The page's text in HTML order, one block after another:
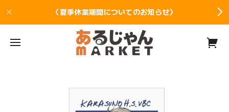
〈夏季休業期間についてのお知らせ〉